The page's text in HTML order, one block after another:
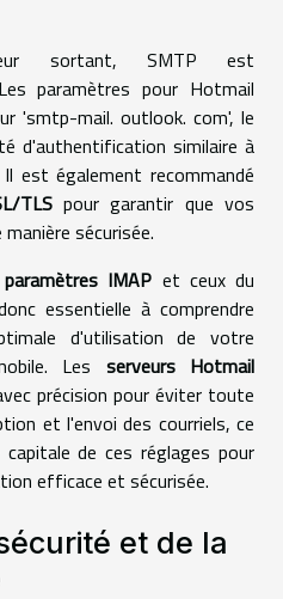
sortant, SMTP est
paramètres pour Hotmail
'smtp-mail. outlook. com', le
d'authentification similaire à
est également recommandé
TLSpour garantir que vos
sécurisée.
paramètres IMAP et ceux du
essentielle à comprendre
d'utilisation de votre
Les serveurs Hotmail
précision pour éviter toute
et l'envoi des courriels, ce
de ces réglages pour
efficace et sécurisée.
et de la